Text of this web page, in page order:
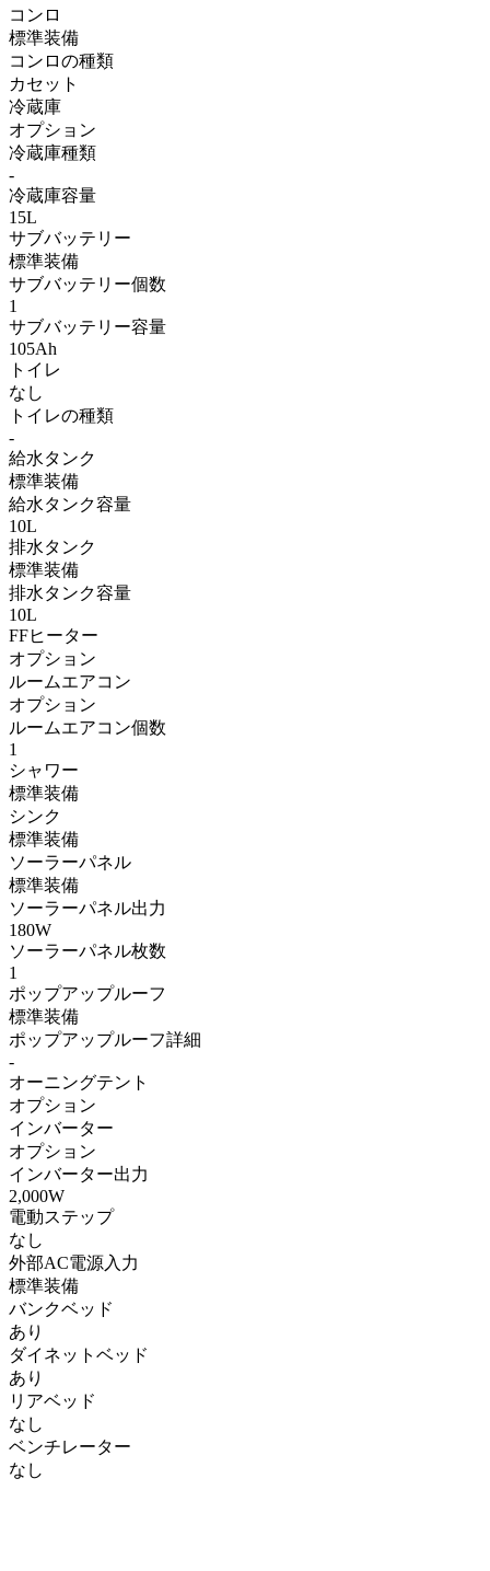
コンロ
標準装備
コンロの種類
カセット
冷蔵庫
オプション
冷蔵庫種類
-
冷蔵庫容量
15L
サブバッテリー
標準装備
サブバッテリー個数
1
サブバッテリー容量
105Ah
トイレ
なし
トイレの種類
-
給水タンク
標準装備
給水タンク容量
10L
排水タンク
標準装備
排水タンク容量
10L
FFヒーター
オプション
ルームエアコン
オプション
ルームエアコン個数
1
シャワー
標準装備
シンク
標準装備
ソーラーパネル
標準装備
ソーラーパネル出力
180W
ソーラーパネル枚数
1
ポップアップルーフ
標準装備
ポップアップルーフ詳細
-
オーニングテント
オプション
インバーター
オプション
インバーター出力
2,000W
電動ステップ
なし
外部AC電源入力
標準装備
バンクベッド
あり
ダイネットベッド
あり
リアベッド
なし
ベンチレーター
なし